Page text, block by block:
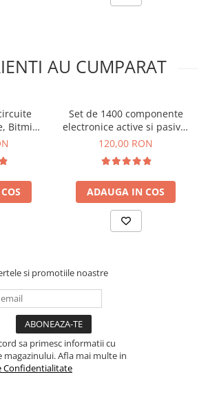
AU CUMPARAT
Bitmi
Set de 1400 componente
electronice active si pasive,
Bitmi 11303
120,00 RON
ADAUGA IN COS
si promotiile noastre
sa primesc informatii cu
Afla mai multe in
Confidentialitate